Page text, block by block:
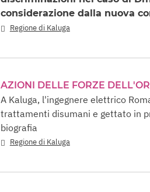
considerazione dalla nuova
Regione di Kaluga
AZIONI DELLE FORZE
A Kaluga, l'ingegnere elettrico
trattamenti disumani e gettato in
biografia
Regione di Kaluga